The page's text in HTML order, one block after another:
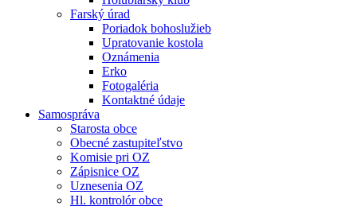
Farský úrad
Poriadok bohoslužieb
Upratovanie kostola
Oznámenia
Erko
Fotogaléria
Kontaktné údaje
Samospráva
Starosta obce
Obecné zastupiteľstvo
Komisie pri OZ
Zápisnice OZ
Uznesenia OZ
Hl. kontrolór obce